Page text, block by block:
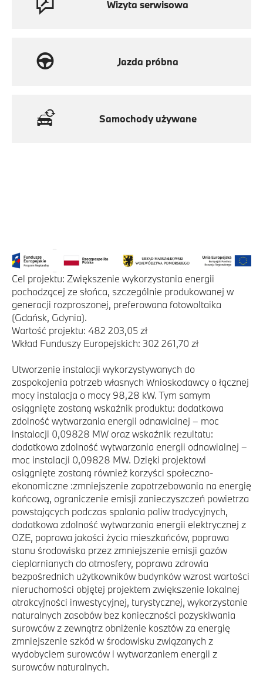
Wizyta serwisowa
Jazda próbna
Samochody używane
Cel projektu: Zwiększenie wykorzystania energii
pochodzącej ze słońca, szczególnie produkowanej w
generacji rozproszonej, preferowana fotowoltaika
(Gdańsk, Gdynia).
Wartość projektu: 482 203,05 zł
Wkład Funduszy Europejskich: 302 261,70 zł
Utworzenie instalacji wykorzystywanych do
zaspokojenia potrzeb własnych Wnioskodawcy o łącznej
mocy instalacja o mocy 98,28 kW. Tym samym
osiągnięte zostaną wskaźnik produktu: dodatkowa
zdolność wytwarzania energii odnawialnej – moc
instalacji 0,09828 MW oraz wskaźnik rezultatu:
dodatkowa zdolność wytwarzania energii odnawialnej –
moc instalacji 0,09828 MW. Dzięki projektowi
osiągnięte zostaną również korzyści społeczno-
ekonomiczne :zmniejszenie zapotrzebowania na energię
końcową, ograniczenie emisji zanieczyszczeń powietrza
powstających podczas spalania paliw tradycyjnych,
dodatkowa zdolność wytwarzania energii elektrycznej z
OZE, poprawa jakości życia mieszkańców, poprawa
stanu środowiska przez zmniejszenie emisji gazów
cieplarnianych do atmosfery, poprawa zdrowia
bezpośrednich użytkowników budynków wzrost wartości
nieruchomości objętej projektem zwiększenie lokalnej
atrakcyjności inwestycyjnej, turystycznej, wykorzystanie
naturalnych zasobów bez konieczności pozyskiwania
surowców z zewnątrz obniżenie kosztów za energię
zmniejszenie szkód w środowisku związanych z
wydobyciem surowców i wytwarzaniem energii z
surowców naturalnych.